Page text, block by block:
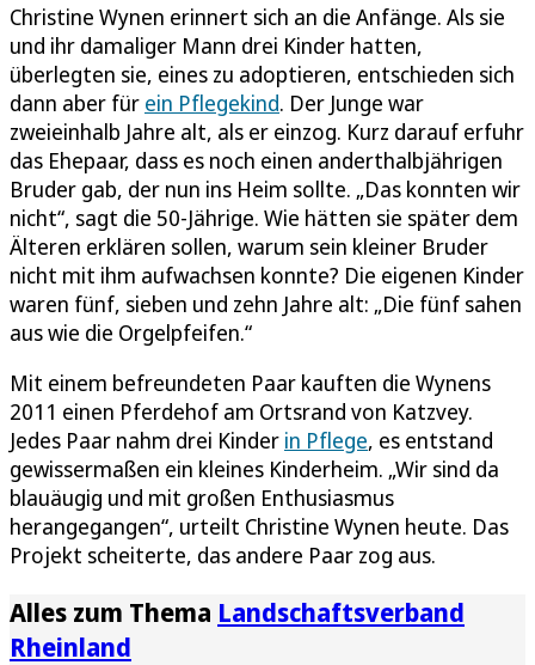
Christine Wynen erinnert sich an die Anfänge. Als sie
und ihr damaliger Mann drei Kinder hatten,
überlegten sie, eines zu adoptieren, entschieden sich
dann aber für ein Pflegekind. Der Junge war
zweieinhalb Jahre alt, als er einzog. Kurz darauf erfuhr
das Ehepaar, dass es noch einen anderthalbjährigen
Bruder gab, der nun ins Heim sollte. „Das konnten wir
nicht“, sagt die 50-Jährige. Wie hätten sie später dem
Älteren erklären sollen, warum sein kleiner Bruder
nicht mit ihm aufwachsen konnte? Die eigenen Kinder
waren fünf, sieben und zehn Jahre alt: „Die fünf sahen
aus wie die Orgelpfeifen.“
Mit einem befreundeten Paar kauften die Wynens
2011 einen Pferdehof am Ortsrand von Katzvey.
Jedes Paar nahm drei Kinder in Pflege, es entstand
gewissermaßen ein kleines Kinderheim. „Wir sind da
blauäugig und mit großen Enthusiasmus
herangegangen“, urteilt Christine Wynen heute. Das
Projekt scheiterte, das andere Paar zog aus.
Alles zum Thema Landschaftsverband
Rheinland